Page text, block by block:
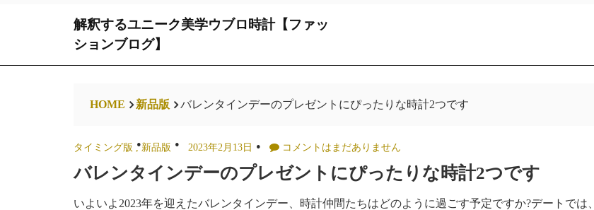
解釈するユニーク美学ウブロ時計【ファッ
ションブログ】
HOME 新品版 バレンタインデーのプレゼントにぴったりな時計2つです
タイミング版 ,新品版 2023年2月13日 コメントはまだありません
バレンタインデーのプレゼントにぴったりな時計2つです
いよいよ2023年を迎えたバレンタインデー、時計仲間たちはどのように過ごす予定ですか?デートでは、